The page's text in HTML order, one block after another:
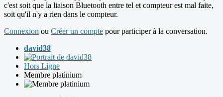
c'est soit que la liaison Bluetooth entre tel et compteur est mal faite,
soit qu'il n'y a rien dans le compteur.
Connexion ou Créer un compte pour participer à la conversation.
david38
Hors Ligne
Membre platinium